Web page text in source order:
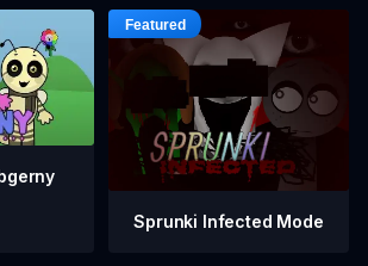
Sprunki Infected Mode